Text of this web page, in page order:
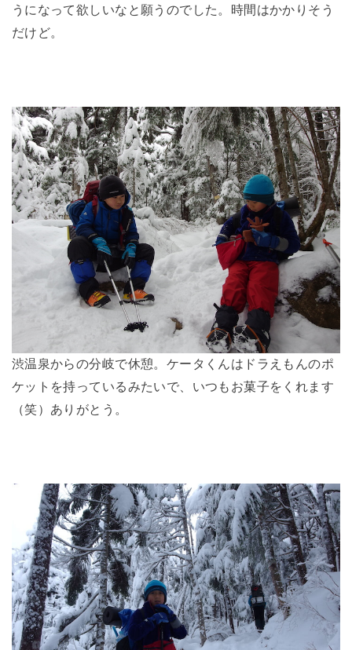
うになって欲しいなと願うのでした。時間はかかりそう
だけど。
渋温泉からの分岐で休憩。ケータくんはドラえもんのポ
ケットを持っているみたいで、いつもお菓子をくれます
（笑）ありがとう。